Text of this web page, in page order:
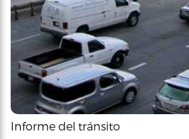
Informe del tránsito